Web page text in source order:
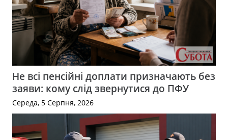
Не всі пенсійні доплати призначають без
заяви: кому слід звернутися до ПФУ
Середа, 5 Серпня, 2026